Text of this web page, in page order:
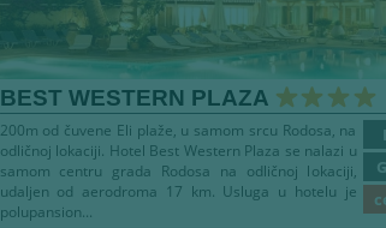
BEST WESTERN PLAZA
200m od čuvene Eli plaže, u samom srcu Rodosa, na
odličnoj lokaciji. Hotel Best Western Plaza se nalazi u
samom centru grada Rodosa na odličnoj lokaciji,
udaljen od aerodroma 17 km. Usluga u hotelu je
polupansion...